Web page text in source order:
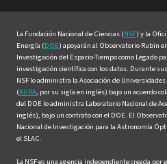
La Fundación Nacional de Ciencias (NSF) y la
Energía (DOE) apoyarán al Observatorio Rubin
Investigación del Espacio-Tiempo como Legado
investigación científica con los datos. Durante
NSF lo administra la Asociación de
(AURA, por su sigla en inglés) bajo un acuerdo
del DOE lo administra Laboratorio Nacional de
inglés), bajo un contrato con el DOE. El
Nacional de Investigación para la Astronomía
el SLAC.
La NSF es una agencia independiente creada por